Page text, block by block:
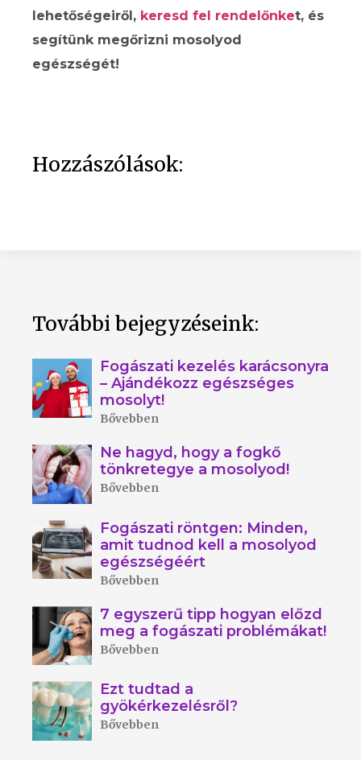
lehetőségeiről, keresd fel rendelőnket, és
segítünk megőrizni mosolyod
egészségét!
Hozzászólások:
További bejegyzéseink:
Fogászati kezelés karácsonyra
– Ajándékozz egészséges
mosolyt!
Bővebben
Ne hagyd, hogy a fogkő
tönkretegye a mosolyod!
Bővebben
Fogászati röntgen: Minden,
amit tudnod kell a mosolyod
egészségéért
Bővebben
7 egyszerű tipp hogyan előzd
meg a fogászati problémákat!
Bővebben
Ezt tudtad a
gyökérkezelésről?
Bővebben